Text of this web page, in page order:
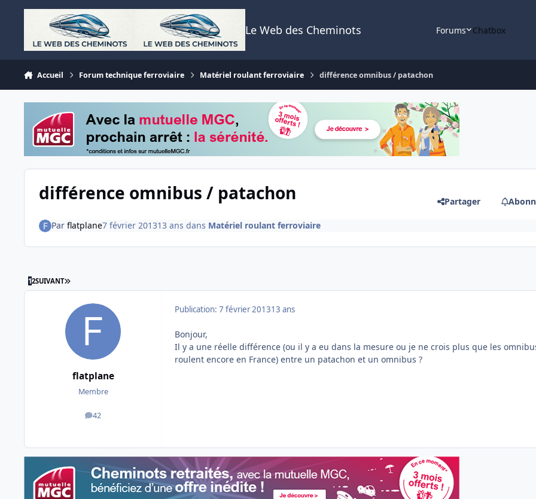
Aller au contenu
Le Web des Cheminots Forums Chatbox
Accueil Forum technique ferroviaire Matériel roulant ferroviaire différence omnibus / patachon
différence omnibus / patachon Partager
Par flatplane7 février 201313 ans dans Matériel roulant ferroviaire
12SUIVANT DERNIÈRE PAGE
flatplane
Membre
42
messages
Publication: 7 février 201313 ans
Bonjour,
Il y a une réelle différence (ou il y a eu dans la mesure ou je ne crois plus que les
roulent encore en France) entre un patachon et un omnibus ?